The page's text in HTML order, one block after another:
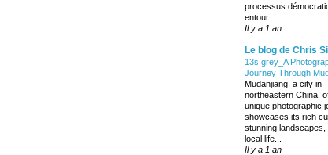
processus
entour...
Il y a 1 an
Le blog de Chris
13s grey_A
Journey Through
Mudanjiang, a city in
northeastern China,
unique photographic
showcases its rich
stunning landscapes,
local life...
Il y a 1 an